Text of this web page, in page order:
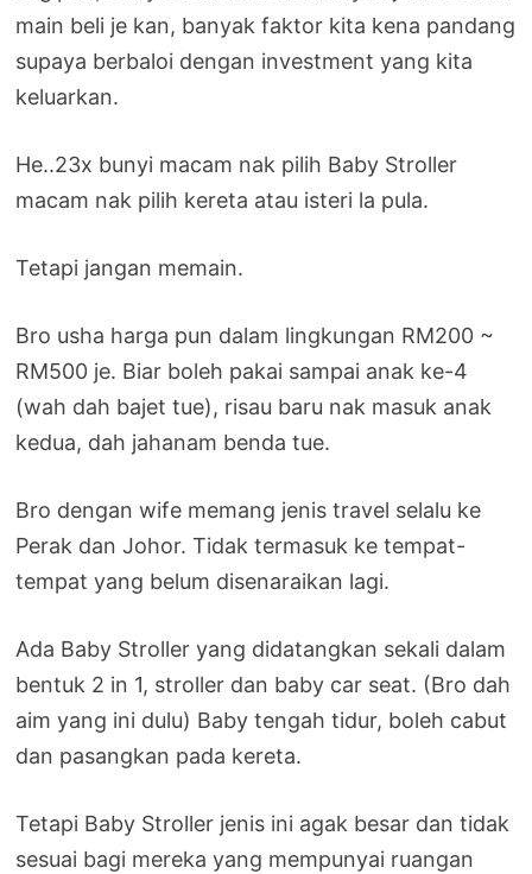
main beli je kan, banyak faktor kita kena pandang
supaya berbaloi dengan investment yang kita
keluarkan.
He..23x bunyi macam nak pilih Baby Stroller
macam nak pilih kereta atau isteri la pula.
Tetapi jangan memain.
Bro usha harga pun dalam lingkungan RM200 ~
RM500 je. Biar boleh pakai sampai anak ke-4
(wah dah bajet tue), risau baru nak masuk anak
kedua, dah jahanam benda tue.
Bro dengan wife memang jenis travel selalu ke
Perak dan Johor. Tidak termasuk ke tempat-
tempat yang belum disenaraikan lagi.
Ada Baby Stroller yang didatangkan sekali dalam
bentuk 2 in 1, stroller dan baby car seat. (Bro dah
aim yang ini dulu) Baby tengah tidur, boleh cabut
dan pasangkan pada kereta.
Tetapi Baby Stroller jenis ini agak besar dan tidak
sesuai bagi mereka yang mempunyai ruangan